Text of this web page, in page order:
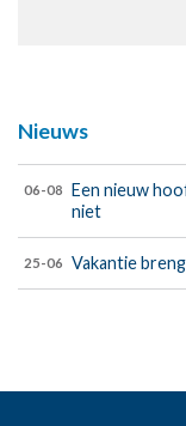
Nieuws
06-08
Een nieuw
niet
25-06 Vakantie